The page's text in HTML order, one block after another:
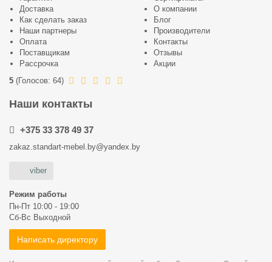
Доставка
Как сделать заказ
Наши партнеры
Оплата
Поставщикам
Рассрочка
О компании
Блог
Производители
Контакты
Отзывы
Акции
5 (Голосов: 64)
Наши контакты
+375 33 378 49 37
zakaz.standart-mebel.by@yandex.by
viber
Режим работы
Пн-Пт 10:00 - 19:00
Сб-Вс Выходной
Написать директору